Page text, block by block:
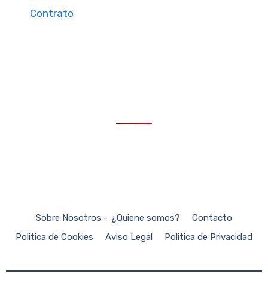
Contrato
Sobre Nosotros – ¿Quiene somos?
Contacto
Politica de Cookies
Aviso Legal Politica de Privacidad